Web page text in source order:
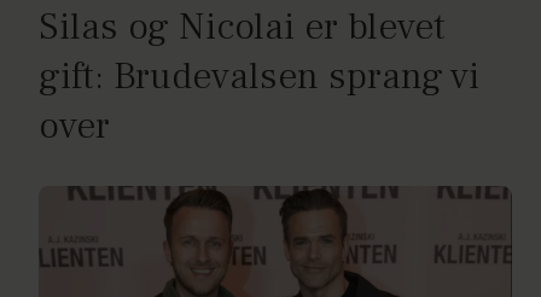
Silas og Nicolai er blevet
gift: Brudevalsen sprang vi
over